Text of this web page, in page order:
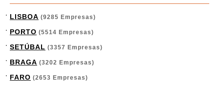
LISBOA (9285 Empresas)
PORTO (5514 Empresas)
SETÚBAL (3357 Empresas)
BRAGA (3202 Empresas)
FARO (2653 Empresas)